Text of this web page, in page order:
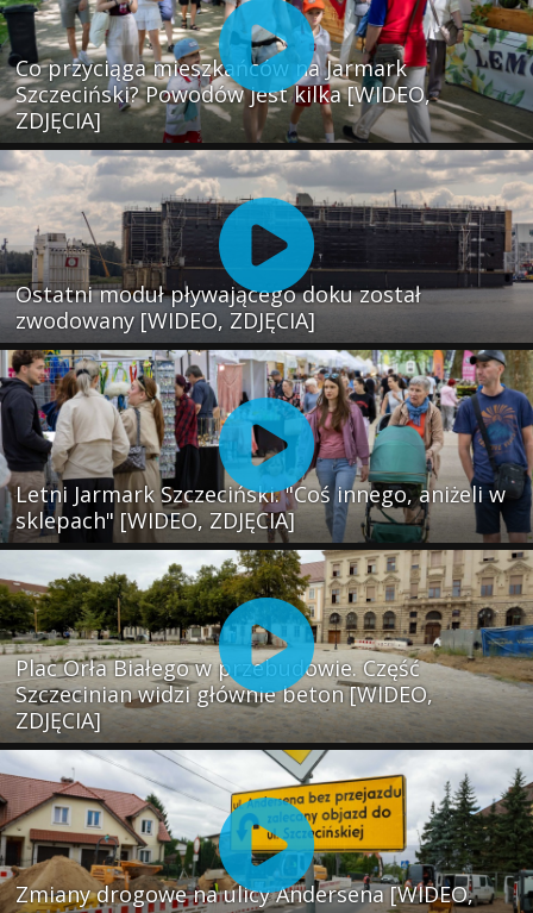
Co przyciąga mieszkańców na Jarmark
Szczeciński? Powodów jest kilka [WIDEO,
ZDJĘCIA]
Ostatni moduł pływającego doku został
zwodowany [WIDEO, ZDJĘCIA]
Letni Jarmark Szczeciński. "Coś innego, aniżeli w
sklepach" [WIDEO, ZDJĘCIA]
Plac Orła Białego w przebudowie. Część
Szczecinian widzi głównie beton [WIDEO,
ZDJĘCIA]
Zmiany drogowe na ulicy Andersena [WIDEO,